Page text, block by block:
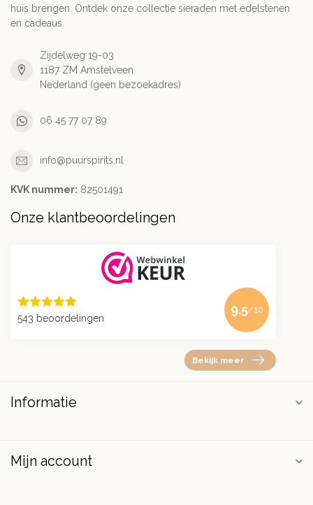
huis brengen. Ontdek onze collectie sieraden met edelstenen
en cadeaus.
Zijdelweg 19-03
1187 ZM Amstelveen
Nederland (geen bezoekadres)
06 45 77 07 89
info@puurspirits.nl
KVK nummer: 82501491
Onze klantbeoordelingen
543 beoordelingen
9.5/10
Bekijk meer
Informatie
Mijn account